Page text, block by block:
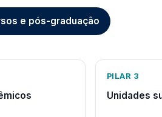
e pós-graduação
PILAR 3
Unidades